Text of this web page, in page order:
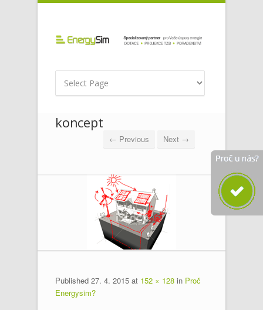
koncept
← Previous Next →
Published 27. 4. 2015 at 152 × 128 in Proč
Energysim?